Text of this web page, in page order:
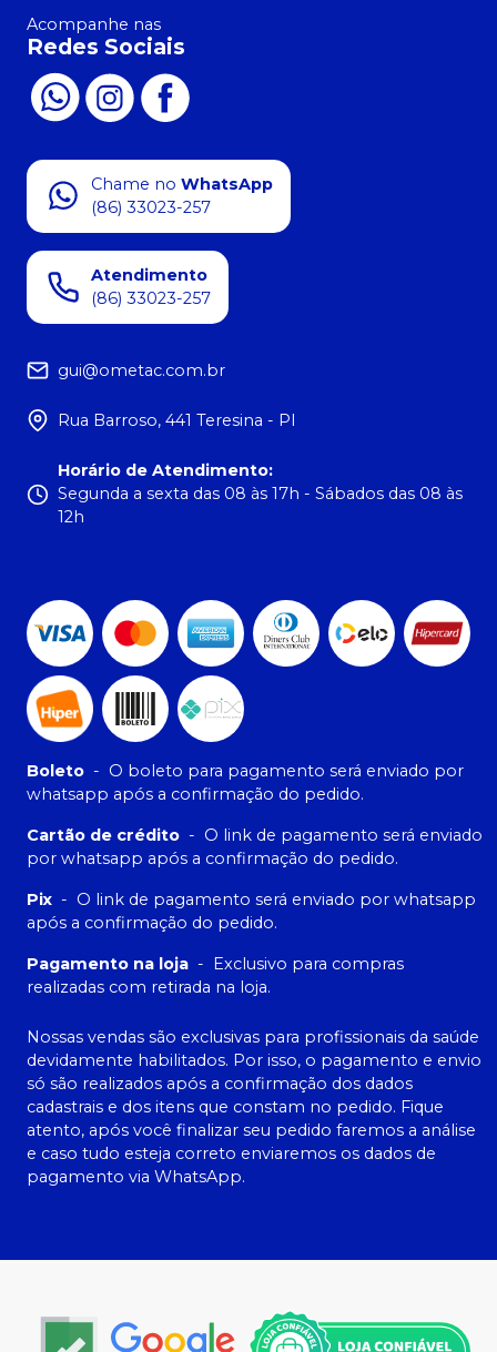
Acompanhe nas
Redes Sociais
Chame no WhatsApp
(86) 33023-257
Atendimento
(86) 33023-257
gui@ometac.com.br
Rua Barroso, 441 Teresina - PI
Horário de Atendimento:
Segunda a sexta das 08 às 17h - Sábados das 08 às
12h
Boleto - O boleto para pagamento será enviado por
whatsapp após a confirmação do pedido.
Cartão de crédito - O link de pagamento será enviado
por whatsapp após a confirmação do pedido.
Pix - O link de pagamento será enviado por whatsapp
após a confirmação do pedido.
Pagamento na loja - Exclusivo para compras
realizadas com retirada na loja.
Nossas vendas são exclusivas para profissionais da saúde
devidamente habilitados. Por isso, o pagamento e envio
só são realizados após a confirmação dos dados
cadastrais e dos itens que constam no pedido. Fique
atento, após você finalizar seu pedido faremos a análise
e caso tudo esteja correto enviaremos os dados de
pagamento via WhatsApp.